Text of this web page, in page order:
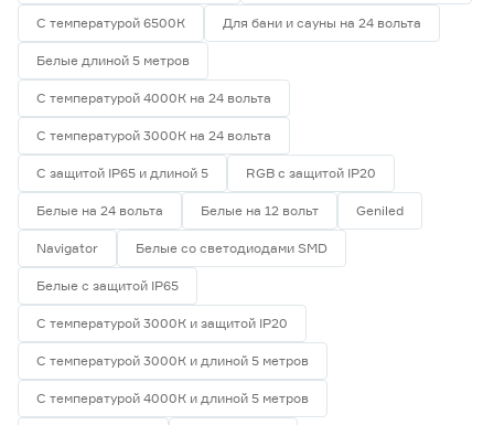
3 5
Ширина (мм)
5 6
10 12 16
Ещё 1
Напряжение (В)
5 12
230
Мощность (Вт/м)
С температурой 6500К Для бани и сауны на 24 вольта
Белые длиной 5 метров
С температурой 4000К на 24 вольта
С температурой 3000К на 24 вольта
С защитой IP65 и длиной 5 RGB с защитой IP20
Белые на 24 вольта Белые на 12 вольт Geniled
Navigator Белые со светодиодами SMD
Белые с защитой IP65
С температурой 3000К и защитой IP20
С температурой 3000К и длиной 5 метров
С температурой 4000К и длиной 5 метров